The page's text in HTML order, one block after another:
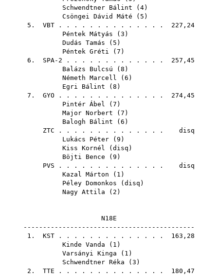
Schwendtner Bálint ( 4)
Csöngei Dávid Máté ( 5 )
5. VBT . . . . . . . . . . . . . . 227,24
Péntek Mátyás ( 3 )
Dudás Tamás ( 5 )
Péntek Gréti ( 7 )
6. SPA-2 . . . . . . . . . . . . . 257,45
Balázs Bulcsú ( 8 )
Németh Marcell ( 6 )
Egri Bálint ( 8 )
7. GYO . . . . . . . . . . . . . . 274,45
Pintér Ábel ( 7 )
Major Norbert ( 7 )
Balogh Bálint ( 6 )
ZTC . . . . . . . . . . . . . . disq
Lukács Péter ( 9 )
Kiss Kornél ( disq )
Böjti Bence ( 9 )
PVS . . . . . . . . . . . . . . disq
Kazal Márton ( 1 )
Péley Domonkos ( disq )
Nagy Attila ( 2 )
N18E
--------------------------------------------
1. KST . . . . . . . . . . . . . . 163,28
Kinde Vanda ( 1 )
Varsányi Kinga ( 1 )
Schwendtner Réka ( 3 )
2. TTE . . . . . . . . . . . . . . 180,47